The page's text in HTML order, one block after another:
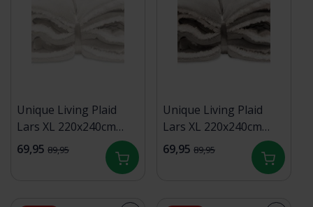
Unique Living Plaid
Lars XL 220x240cm
dove white
69,95 89,95
Unique Living Plaid
Lars XL 220x240cm
chateau grey
69,95 89,95